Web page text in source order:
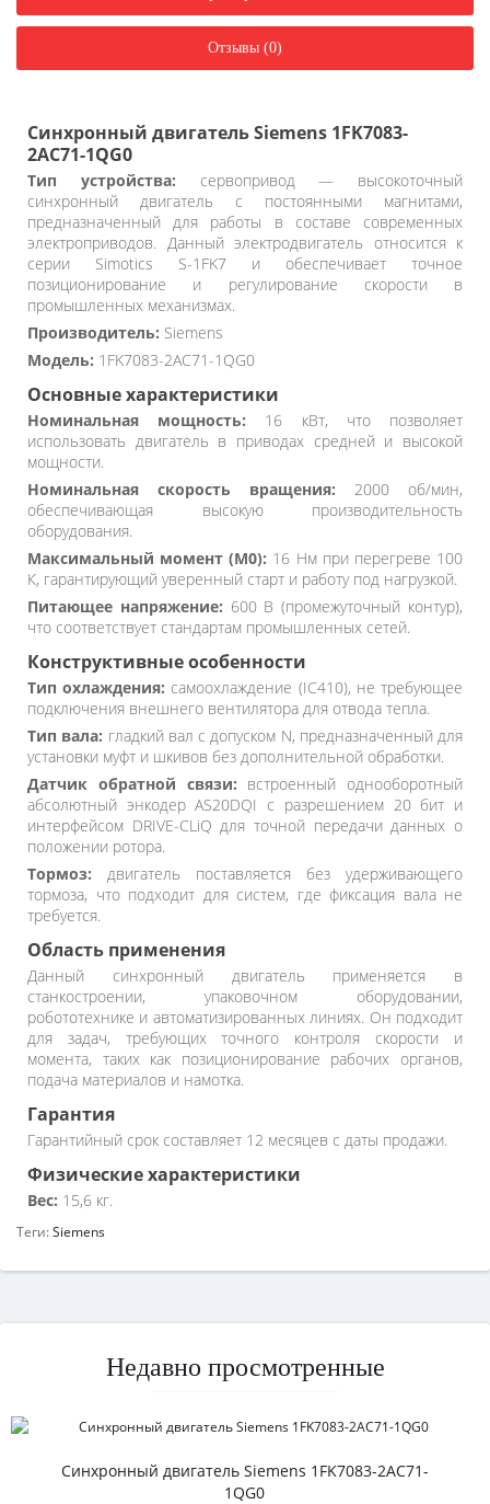
Отзывы (0)
Синхронный двигатель Siemens 1FK7083-
2AC71-1QG0
Тип устройства: сервопривод — высокоточный
синхронный двигатель с постоянными магнитами,
предназначенный для работы в составе современных
электроприводов. Данный электродвигатель относится к
серии Simotics S-1FK7 и обеспечивает точное
позиционирование и регулирование скорости в
промышленных механизмах.
Производитель: Siemens
Модель: 1FK7083-2AC71-1QG0
Основные характеристики
Номинальная мощность: 16 кВт, что позволяет
использовать двигатель в приводах средней и высокой
мощности.
Номинальная скорость вращения: 2000 об/мин,
обеспечивающая высокую производительность
оборудования.
Максимальный момент (M0): 16 Нм при перегреве 100
К, гарантирующий уверенный старт и работу под нагрузкой.
Питающее напряжение: 600 В (промежуточный контур),
что соответствует стандартам промышленных сетей.
Конструктивные особенности
Тип охлаждения: самоохлаждение (IC410), не требующее
подключения внешнего вентилятора для отвода тепла.
Тип вала: гладкий вал с допуском N, предназначенный для
установки муфт и шкивов без дополнительной обработки.
Датчик обратной связи: встроенный однооборотный
абсолютный энкодер AS20DQI с разрешением 20 бит и
интерфейсом DRIVE-CLiQ для точной передачи данных о
положении ротора.
Тормоз: двигатель поставляется без удерживающего
тормоза, что подходит для систем, где фиксация вала не
требуется.
Область применения
Данный синхронный двигатель применяется в
станкостроении, упаковочном оборудовании,
робототехнике и автоматизированных линиях. Он подходит
для задач, требующих точного контроля скорости и
момента, таких как позиционирование рабочих органов,
подача материалов и намотка.
Гарантия
Гарантийный срок составляет 12 месяцев с даты продажи.
Физические характеристики
Вес: 15,6 кг.
Теги:Siemens
Недавно просмотренные
Синхронный двигатель Siemens 1FK7083-2AC71-
1QG0